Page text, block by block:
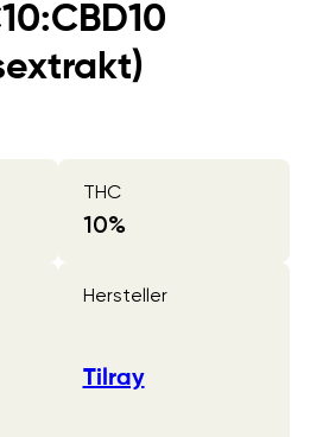
THC
10%
Hersteller
Tilray